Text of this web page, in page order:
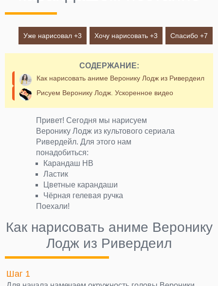
Уже нарисовал +3 Хочу нарисовать +3 Спасибо +7
СОДЕРЖАНИЕ:
Как нарисовать аниме Веронику Лодж из Ривердеил
Рисуем Веронику Лодж. Ускоренное видео
Привет! Сегодня мы нарисуем
Веронику Лодж из культового сериала
Ривердейл. Для этого нам
понадобиться:
Карандаш НВ
Ластик
Цветные карандаши
Чёрная гелевая ручка
Поехали!
Как нарисовать аниме Веронику
Лодж из Ривердеил
Шаг 1